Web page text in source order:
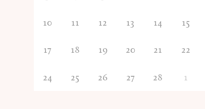
10 11 12 13 14 15
17 18 19 20 21 22
24 25 26 27 28 1